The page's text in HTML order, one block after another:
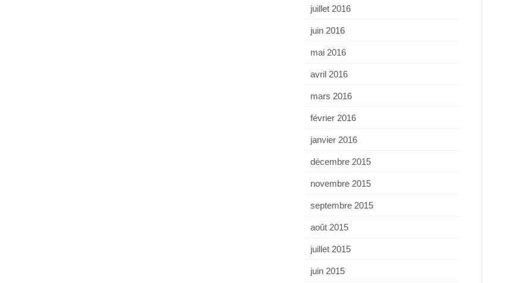
juillet 2016
juin 2016
mai 2016
avril 2016
mars 2016
février 2016
janvier 2016
décembre 2015
novembre 2015
septembre 2015
août 2015
juillet 2015
juin 2015